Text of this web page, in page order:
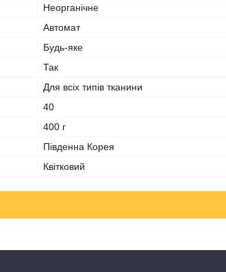
Неорганічне
Автомат
Будь-яке
Так
Для всіх типів тканини
40
400 г
Південна Корея
Квітковий